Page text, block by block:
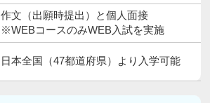
作文（出願時提出）と個人面接
※WEBコースのみWEB入試を実施
日本全国（47都道府県）より入学可能